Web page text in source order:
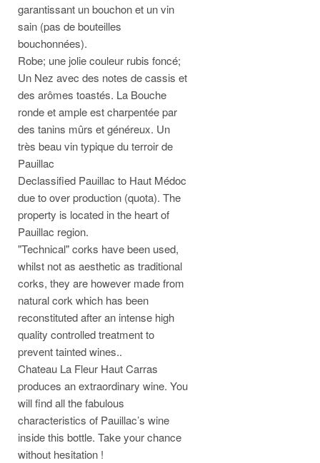
garantissant un bouchon et un vin
sain (pas de bouteilles
bouchonnées).
Robe; une jolie couleur rubis foncé;
Un Nez avec des notes de cassis et
des arômes toastés. La Bouche
ronde et ample est charpentée par
des tanins mûrs et généreux. Un
très beau vin typique du terroir de
Pauillac
Declassified Pauillac to Haut Médoc
due to over production (quota). The
property is located in the heart of
Pauillac region.
"Technical" corks have been used,
whilst not as aesthetic as traditional
corks, they are however made from
natural cork which has been
reconstituted after an intense high
quality controlled treatment to
prevent tainted wines..
Chateau La Fleur Haut Carras
produces an extraordinary wine. You
will find all the fabulous
characteristics of Pauillac’s wine
inside this bottle. Take your chance
without hesitation !